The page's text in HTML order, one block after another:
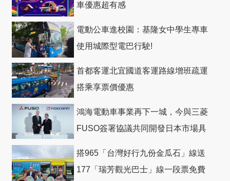
車優惠超有感
電動公車進校園：基隆女中學生專車
使用城際型電巴行駛!
首都客運北宜國道客運路線增班疏運
搭乘享票價優惠
鴻海電動車事業再下一城，今與三菱
FUSO簽署協議共同開發日本市場具
搭965「台灣好行九份金瓜石」線送
177「瑞芳觀光巴士」線一段票免費